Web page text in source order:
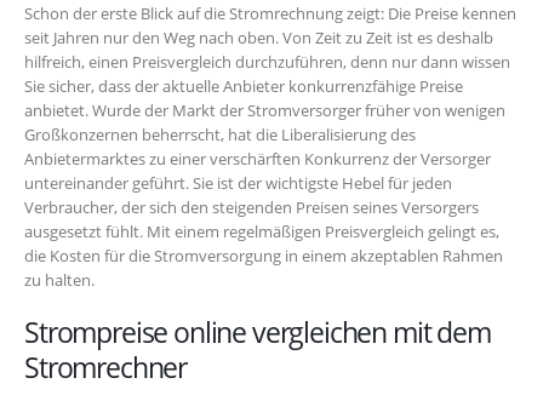
Schon der erste Blick auf die Stromrechnung zeigt: Die Preise kennen
seit Jahren nur den Weg nach oben. Von Zeit zu Zeit ist es deshalb
hilfreich, einen Preisvergleich durchzuführen, denn nur dann wissen
Sie sicher, dass der aktuelle Anbieter konkurrenzfähige Preise
anbietet. Wurde der Markt der Stromversorger früher von wenigen
Großkonzernen beherrscht, hat die Liberalisierung des
Anbietermarktes zu einer verschärften Konkurrenz der Versorger
untereinander geführt. Sie ist der wichtigste Hebel für jeden
Verbraucher, der sich den steigenden Preisen seines Versorgers
ausgesetzt fühlt. Mit einem regelmäßigen Preisvergleich gelingt es,
die Kosten für die Stromversorgung in einem akzeptablen Rahmen
zu halten.
Strompreise online vergleichen mit dem
Stromrechner